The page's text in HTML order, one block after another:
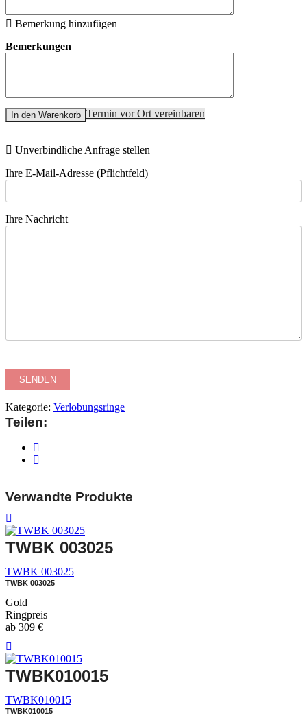
Bemerkung hinzufügen
Bemerkungen
In den Warenkorb Termin vor Ort vereinbaren
Unverbindliche Anfrage stellen
Ihre E-Mail-Adresse (Pflichtfeld)
Ihre Nachricht
Kategorie: Verlobungsringe
Teilen:
Verwandte Produkte
TWBK 003025
TWBK 003025
TWBK 003025
Gold
Ringpreis
ab 309 €
TWBK010015
TWBK010015
TWBK010015